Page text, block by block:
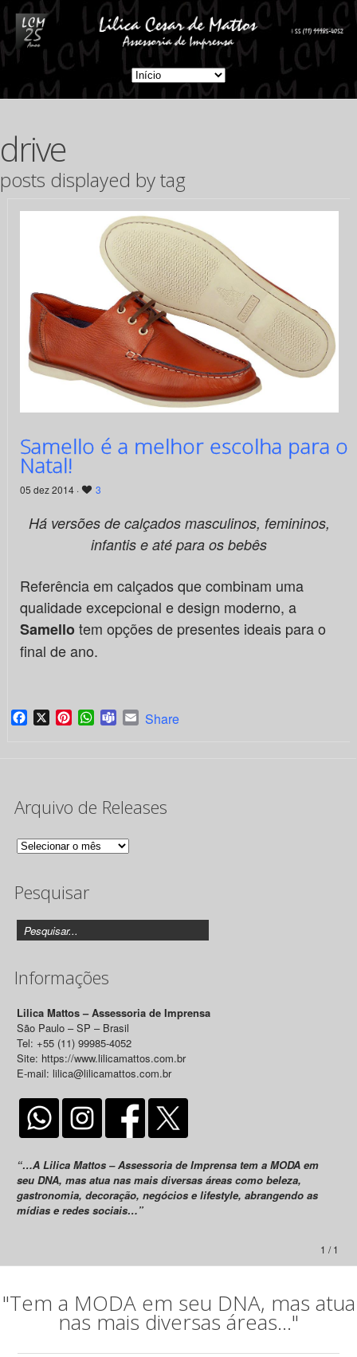
drive
posts displayed by tag
Samello é a melhor escolha para o
Natal!
05 dez 2014 · 3
Há versões de calçados masculinos, femininos,
infantis e até para os bebês
Referência em calçados que combinam uma
qualidade excepcional e design moderno, a
Samellotem opções de presentes ideais para o
final de ano.
Facebook
X PinterestWhatsApp
TeamsEmail
Share
Arquivo de Releases
Arquivo
Releases
Pesquisar
Informações
Lilica Mattos – Assessoria de Imprensa
São Paulo – SP – Brasil
Tel: +55 (11) 99985-4052
Site: https://www.lilicamattos.com.br
E-mail: lilica@lilicamattos.com.br
“…A Lilica Mattos – Assessoria de Imprensa tem a MODA em
seu DNA, mas atua nas mais diversas áreas como beleza,
gastronomia, decoração, negócios e lifestyle, abrangendo as
mídias e redes sociais…”
1 / 1
"Tem a MODA em seu DNA, mas atua
nas mais diversas áreas..."